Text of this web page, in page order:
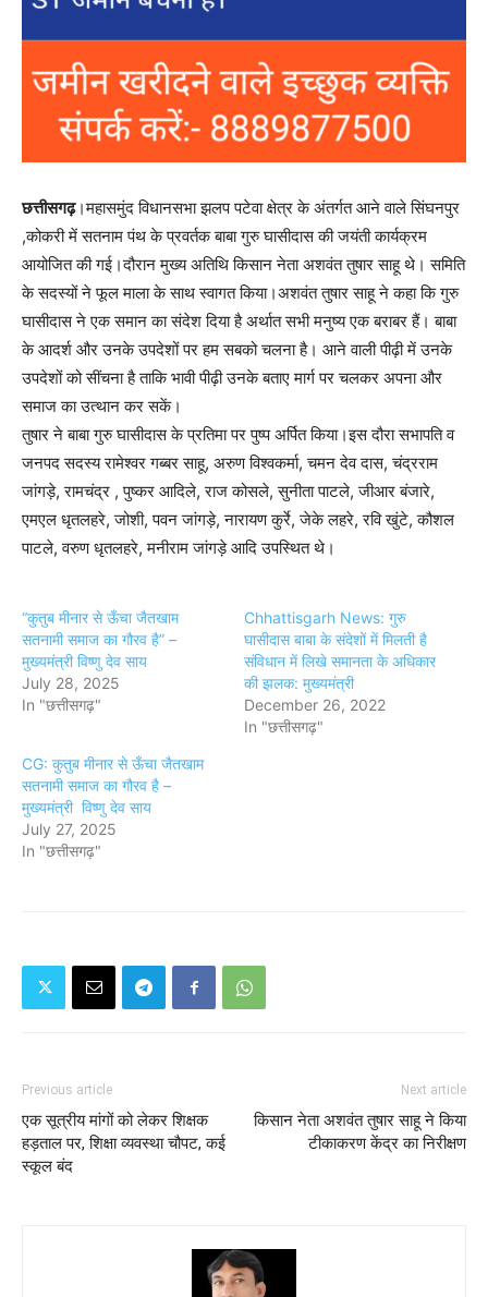
छत्तीसगढ़।महासमुंद विधानसभा झलप पटेवा क्षेत्र के अंतर्गत आने वाले सिंघनपुर
,कोकरी में सतनाम पंथ के प्रवर्तक बाबा गुरु घासीदास की जयंती कार्यक्रम
आयोजित की गई।दौरान मुख्य अतिथि किसान नेता अशवंत तुषार साहू थे। समिति
के सदस्यों ने फूल माला के साथ स्वागत किया।अशवंत तुषार साहू ने कहा कि गुरु
घासीदास ने एक समान का संदेश दिया है अर्थात सभी मनुष्य एक बराबर हैं। बाबा
के आदर्श और उनके उपदेशों पर हम सबको चलना है। आने वाली पीढ़ी में उनके
उपदेशों को सींचना है ताकि भावी पीढ़ी उनके बताए मार्ग पर चलकर अपना और
समाज का उत्थान कर सकें।
तुषार ने बाबा गुरु घासीदास के प्रतिमा पर पुष्प अर्पित किया।इस दौरा सभापति व
जनपद सदस्य रामेश्वर गब्बर साहू, अरुण विश्वकर्मा, चमन देव दास, चंद्रराम
जांगड़े, रामचंद्र , पुष्कर आदिले, राज कोसले, सुनीता पाटले, जीआर बंजारे,
एमएल धृतलहरे, जोशी, पवन जांगड़े, नारायण कुर्रे, जेके लहरे, रवि खुंटे, कौशल
पाटले, वरुण धृतलहरे, मनीराम जांगड़े आदि उपस्थित थे।
“कुतुब मीनार से ऊँचा जैतखाम
सतनामी समाज का गौरव है” –
मुख्यमंत्री विष्णु देव साय
July 28, 2025
In "छत्तीसगढ़"
Chhattisgarh News: गुरु
घासीदास बाबा के संदेशों में मिलती है
संविधान में लिखे समानता के अधिकार
की झलक: मुख्यमंत्री
December 26, 2022
In "छत्तीसगढ़"
CG: कुतुब मीनार से ऊँचा जैतखाम
सतनामी समाज का गौरव है –
मुख्यमंत्री विष्णु देव साय
July 27, 2025
In "छत्तीसगढ़"
Previous article
एक सूत्रीय मांगों को लेकर शिक्षक
हड़ताल पर, शिक्षा व्यवस्था चौपट, कई
स्कूल बंद
Next article
किसान नेता अशवंत तुषार साहू ने किया
टीकाकरण केंद्र का निरीक्षण